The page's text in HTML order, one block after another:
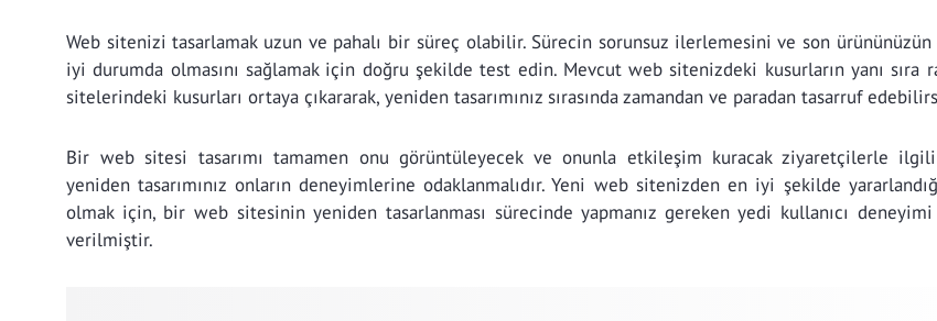
Web sitenizi tasarlamak uzun ve pahalı bir süreç olabilir. Sürecin sorunsuz ilerlemesini ve son
iyi durumda olmasını sağlamak için doğru şekilde test edin. Mevcut web sitenizdeki kusurların yanı sıra
sitelerindeki kusurları ortaya çıkararak, yeniden tasarımınız sırasında zamandan ve paradan tasarruf
Bir web sitesi tasarımı tamamen onu görüntüleyecek ve onunla etkileşim kuracak ziyaretçilerle
yeniden tasarımınız onların deneyimlerine odaklanmalıdır. Yeni web sitenizden en iyi şekilde
olmak için, bir web sitesinin yeniden tasarlanması sürecinde yapmanız gereken yedi kullanıcı deneyimi
verilmiştir.